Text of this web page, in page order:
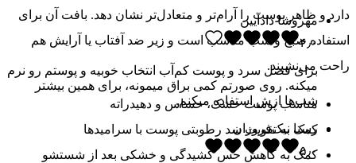
دارد و ظاهر پوست را آرام‌تر و متعادل‌تر نشان دهد. بافت آن برای
استفاده صبح و شب مناسب است و زیر ضد آفتاب یا آرایش هم
راحت می‌نشیند.
مناسب پوست خشک، حساس و دهیدراته
کمک به تقویت سد رطوبتی پوست با سرامیدها
کمک به کاهش حس کشیدگی و خشکی بعد از شستشو
مهروشا دادآیین
۴٫۰
برای فصل سرد و پوست کم‌آب انتخاب خوبیه و پوستم رو نرم
میکنه. روی صورتم کمی براق میمونه، برای همین بیشتر
شب‌ها ازش استفاده میکنم.
رستا نیک‌فروزان
۵٫۰